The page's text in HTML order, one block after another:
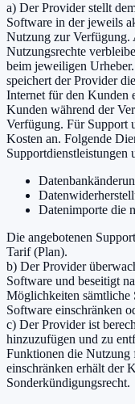
a) Der Provider stellt
Software in der jeweils
Nutzung zur Verfügung.
Nutzungsrechte
beim jeweiligen
speichert der Provider
Internet für den Kunden
Kunden während der
Verfügung. Für Support
Kosten an. Folgende
Supportdienstleistungen
Datenimporte die
Die angebotenen
Tarif (Plan).
b) Der Provider
Software und beseitigt
Möglichkeiten sämtliche
Software einschränken
c) Der Provider ist
hinzuzufügen und zu
Funktionen die Nutzung
einschränken erhält der
Sonderkündigungsrecht.